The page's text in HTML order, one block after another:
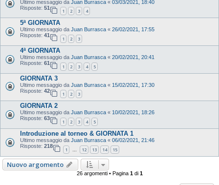
Ultimo messaggio da Juan Burrasca « 03/03/2021, 18:40
Risposte: 51
1 2 3 4
5ª GIORNATA
Ultimo messaggio da Juan Burrasca « 26/02/2021, 17:55
Risposte: 41
1 2 3
4ª GIORNATA
Ultimo messaggio da Juan Burrasca « 20/02/2021, 20:41
Risposte: 61
1 2 3 4 5
GIORNATA 3
Ultimo messaggio da Juan Burrasca « 15/02/2021, 17:30
Risposte: 42
1 2 3
GIORNATA 2
Ultimo messaggio da Juan Burrasca « 10/02/2021, 18:26
Risposte: 63
1 2 3 4 5
Introduzione al torneo & GIORNATA 1
Ultimo messaggio da Juan Burrasca « 06/02/2021, 21:46
Risposte: 218
1 … 12 13 14 15
Nuovo argomento
26 argomenti • Pagina 1di 1